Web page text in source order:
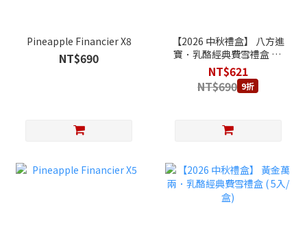
Pineapple Financier X8
NT$690
【2026 中秋禮盒】 八方進
寶．乳酪經典費雪禮盒 ( 8
入/盒)
NT$621
NT$690 9折